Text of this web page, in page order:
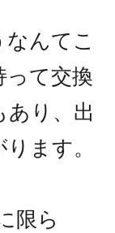
んてこ
って交換
あり、出
ます。
限ら